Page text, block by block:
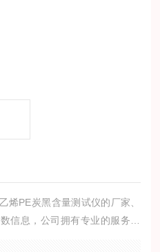
烯PE炭黑含量测试仪的厂家、
信息，公司拥有专业的服务团